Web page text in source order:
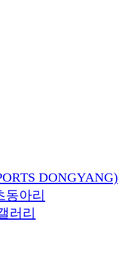
DONGYANG)
동아리
러리